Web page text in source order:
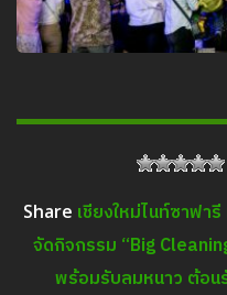
Share เชียงใหม่ไนท์ซาฟา
จัดกิจกรรม “Big
พร้อมรับลมหนาว ต้อน